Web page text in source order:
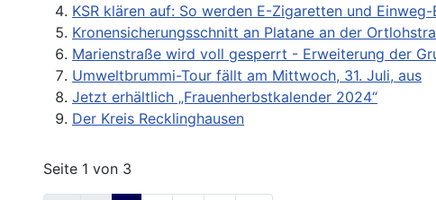
KSR klären auf: So werden E-Zigaretten und
Kronensicherungsschnitt an Platane an der
Marienstraße wird voll gesperrt - Erweiterung der
Umweltbrummi-Tour fällt am Mittwoch, 31. Juli, aus
Jetzt erhältlich „Frauenherbstkalender 2024“
Der Kreis Recklinghausen
Seite 1 von 3